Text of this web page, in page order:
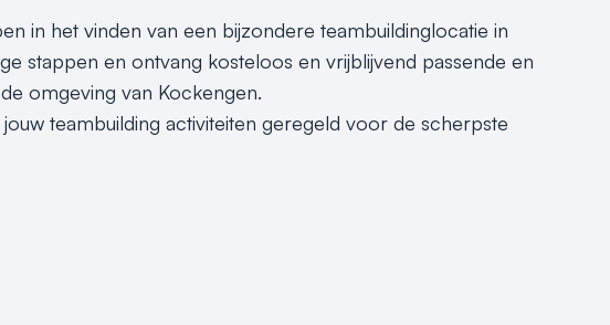
in het vinden van een bijzondere teambuildinglocatie in
stappen en ontvang kosteloos en vrijblijvend passende en
omgeving van Kockengen.
teambuilding activiteiten geregeld voor de scherpste